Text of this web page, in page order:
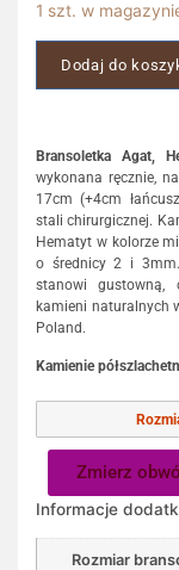
1 szt. w
Dodaj do
Bransoletka Agat,
wykonana ręcznie,
17cm (+4cm
stali chirurgicznej.
Hematyt w kolorze
o średnicy 2 i
stanowi gustowną,
kamieni naturalnych
Poland.
Kamienie
Zmierz
Informacje
Rozmiar